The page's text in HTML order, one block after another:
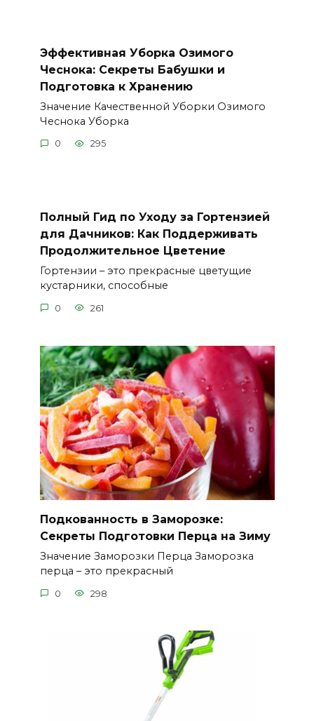
Эффективная Уборка Озимого
Чеснока: Секреты Бабушки и
Подготовка к Хранению
Значение Качественной Уборки Озимого
Чеснока Уборка
0 295
Полный Гид по Уходу за Гортензией
для Дачников: Как Поддерживать
Продолжительное Цветение
Гортензии – это прекрасные цветущие
кустарники, способные
0 261
Подкованность в Заморозке:
Секреты Подготовки Перца на Зиму
Значение Заморозки Перца Заморозка
перца – это прекрасный
0 298